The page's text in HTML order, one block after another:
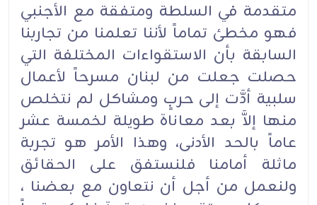
متقدمة في السلطة ومتفقة مع الأجنبي
فهو مخطئ تماماً لأننا تعلمنا من تجاربنا
السابقة بأن الاستقواءات المختلفة التي
حصلت جعلت من لبنان مسرحاً لأعمال
سلبية أدَّت إلى حربٍ ومشاكل لم نتخلص
منها إلاَّ بعد معاناة طويلة لخمسة عشر
عاماً بالحد الأدنى، وهذا الأمر هو تجربة
ماثلة أمامنا فلنستفق على الحقائق
ولنعمل من أجل أن نتعاون مع بعضنا ،